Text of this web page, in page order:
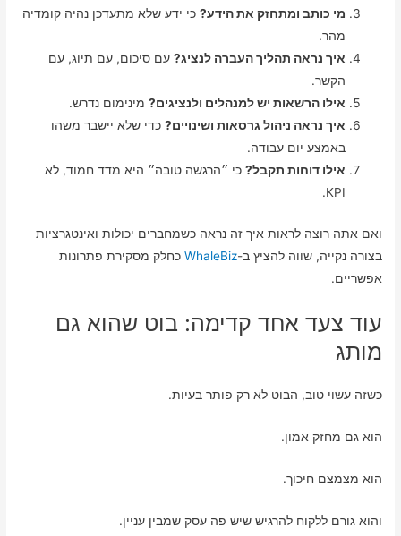
מי כותב ומתחזק את הידע? כי ידע שלא מתעדכן נהיה קומדיה
מהר.
איך נראה תהליך העברה לנציג? עם סיכום, עם תיוג, עם
הקשר.
אילו הרשאות יש למנהלים ולנציגים? מינימום נדרש.
איך נראה ניהול גרסאות ושינויים? כדי שלא יישבר משהו
באמצע יום עבודה.
אילו דוחות תקבל? כי ״הרגשה טובה״ היא מדד חמוד, לא
KPI.
ואם אתה רוצה לראות איך זה נראה כשמחברים יכולות ואינטגרציות
בצורה נקייה, שווה להציץ ב-WhaleBiz כחלק מסקירת פתרונות
אפשריים.
עוד צעד אחד קדימה: בוט שהוא גם
מותג
כשזה עשוי טוב, הבוט לא רק פותר בעיות.
הוא גם מחזק אמון.
הוא מצמצם חיכוך.
והוא גורם ללקוח להרגיש שיש פה עסק שמבין עניין.